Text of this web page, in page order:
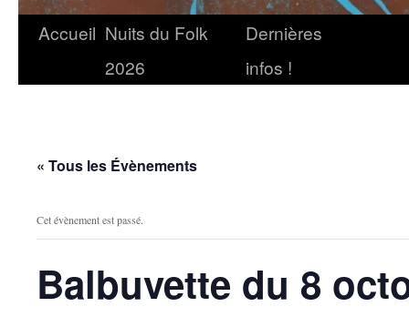
Accueil Nuits du Folk
2026
Dernières
infos !
« Tous les Évènements
Cet évènement est passé.
Balbuvette du 8